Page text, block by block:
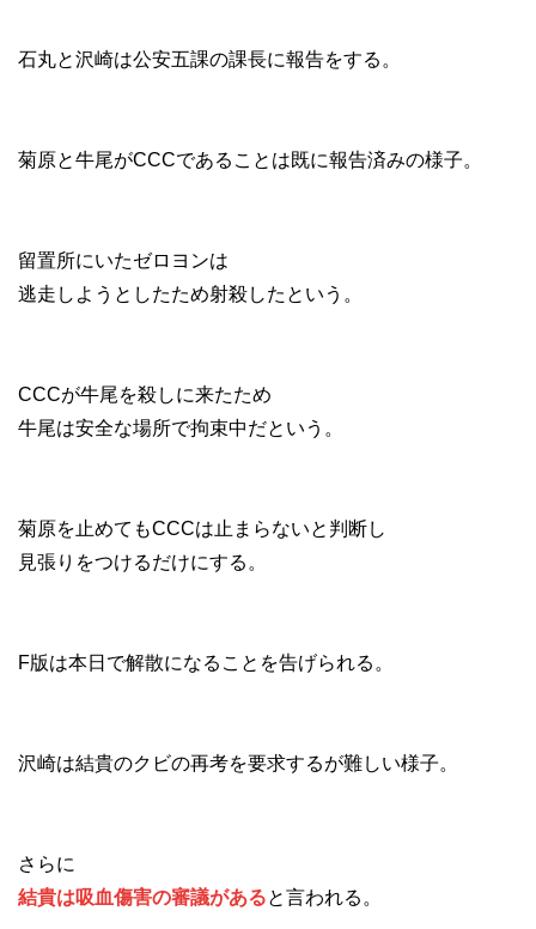
石丸と沢崎は公安五課の課長に報告をする。
菊原と牛尾がCCCであることは既に報告済みの様子。
留置所にいたゼロヨンは
逃走しようとしたため射殺したという。
CCCが牛尾を殺しに来たため
牛尾は安全な場所で拘束中だという。
菊原を止めてもCCCは止まらないと判断し
見張りをつけるだけにする。
F版は本日で解散になることを告げられる。
沢崎は結貴のクビの再考を要求するが難しい様子。
さらに
結貴は吸血傷害の審議があると言われる。